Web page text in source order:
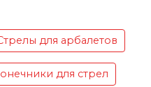
для арбалетов
для стрел